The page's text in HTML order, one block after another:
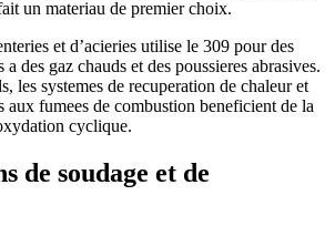
un materiau de premier choix.
et d’acieries utilise le 309 pour des
a des gaz chauds et des poussieres abrasives.
les systemes de recuperation de chaleur et
aux fumees de combustion beneficient de la
cyclique.
de soudage et de